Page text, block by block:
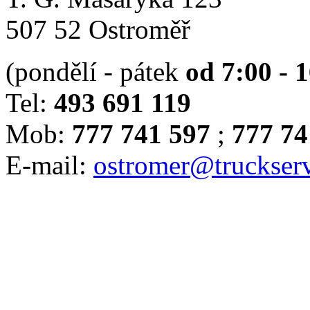
507 52 Ostroměř
(pondělí - pátek od 7:00 -
Tel: 493 691 119
Mob: 777 741 597 ; 777
E-mail: